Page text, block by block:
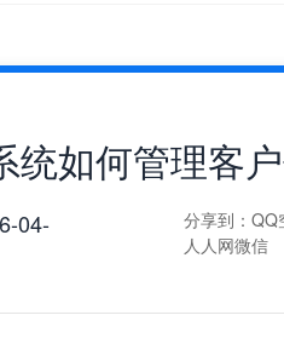
统如何管理客
04-
分享到： QQ
人人网微信